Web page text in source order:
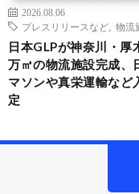
2026.08.06
プレスリリースなど
物流
日本GLPが神奈川・厚
万㎡の物流施設完成、
マソンや真栄運輸など
定